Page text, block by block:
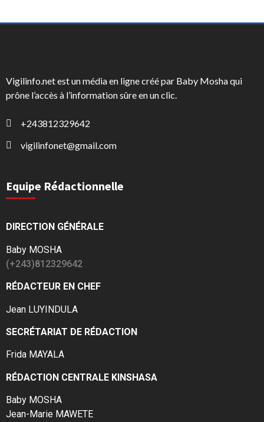
Vigilinfo.net est un média en ligne créé par Baby Mosha qui
prône l’accès à l’information sûre en un clic.
+243812329642
vigilinfonet@gmail.com
Equipe Rédactionnelle
DIRECTION GÉNÉRALE
Baby MOSHA
(+243)812329642
RÉDACTEUR EN CHEF
Jean LUYINDULA
SECRÉTARIAT DE RÉDACTION
Frida MAYALA
RÉDACTION CENTRALE KINSHASA
Baby MOSHA
Jean-Marie MAWETE